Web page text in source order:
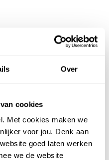
Over
cookies
Met cookies maken we
voor jou. Denk aan
goed laten werken
we de website